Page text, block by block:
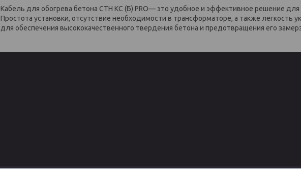
Кабель для обогрева бетона СТН КС (Б) PRO— это удобное и эффективное решение для
Простота установки, отсутствие необходимости в трансформаторе, а также
для обеспечения высококачественного твердения бетона и предотвращения его